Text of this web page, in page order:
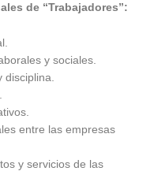
de “Trabajadores”:
y sociales.
entre las empresas
y servicios de las